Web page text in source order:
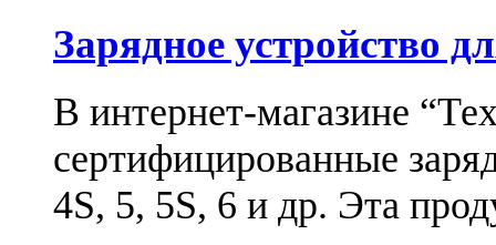
Зарядное устройство
В интернет-магазине
сертифицированные
4S, 5, 5S, 6 и др. Эта